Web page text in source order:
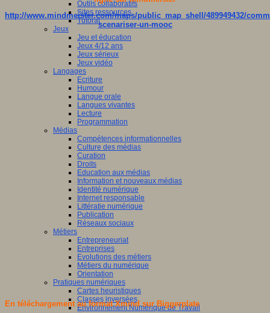
Outils collaboratifs
Sites ressources
Tutorat
Jeux
Jeu et éducation
Jeux 4/12 ans
Jeux sérieux
Jeux vidéo
Langages
Ecriture
Humour
Langue orale
Langues vivantes
Lecture
Programmation
Médias
Compétences informationnelles
Culture des médias
Curation
Droits
Education aux médias
Information et nouveaux médias
Identité numérique
Internet responsable
Littératie numérique
Publication
Réseaux sociaux
Métiers
Entrepreneuriat
Entreprises
Evolutions des métiers
Métiers du numérique
Orientation
Pratiques numériques
Cartes heuristiques
Classes inversées
Environnement Numérique de Travail
http://www.mindmeister.com/maps/public_map_shell/489949432/
scenariser-un-mooc
En téléchargement au format Xmind sur Biggerplate